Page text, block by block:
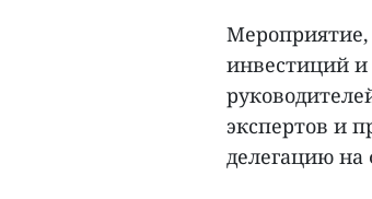
Мероприятие,
инвестиций и
экспертов и
делегацию на